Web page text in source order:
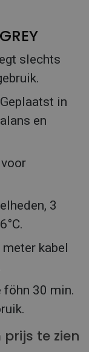
slechts
in
en
3
kabel
föhn 30 min.
prijs te zien